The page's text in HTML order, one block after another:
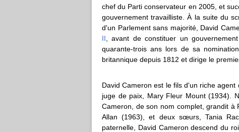
chef du Parti conservateur en 2005, et
gouvernement travailliste. À la suite du
d'un Parlement sans majorité, David
II , avant de constituer un
quarante-trois ans lors de sa
britannique depuis 1812 et dirige le
David Cameron est le fils d'un riche
juge de paix, Mary Fleur Mount (1934).
Cameron, de son nom complet, grandit à
Allan (1963), et deux sœurs, Tania
paternelle, David Cameron descend du